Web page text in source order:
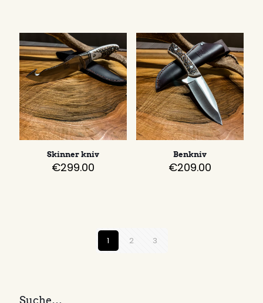
Skinner kniv
€299.00
Benkniv
€209.00
1 2 3
Suche…